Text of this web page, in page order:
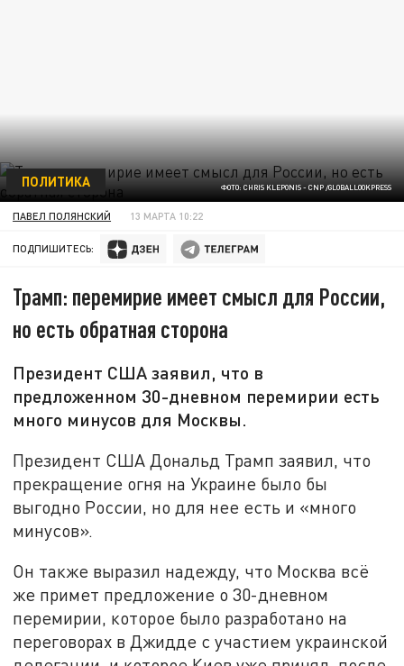
ФОТО: CHRIS KLEPONIS - CNP /GLOBALLOOKPRESS
ПОЛИТИКА
ПАВЕЛ ПОЛЯНСКИЙ 13 МАРТА 10:22
ПОДПИШИТЕСЬ:
Трамп: перемирие имеет смысл для России,
но есть обратная сторона
Президент США заявил, что в
предложенном 30-дневном перемирии есть
много минусов для Москвы.
Президент США Дональд Трамп заявил, что
прекращение огня на Украине было бы
выгодно России, но для нее есть и «много
минусов».
Он также выразил надежду, что Москва всё
же примет предложение о 30-дневном
перемирии, которое было разработано на
переговорах в Джидде с участием украинской